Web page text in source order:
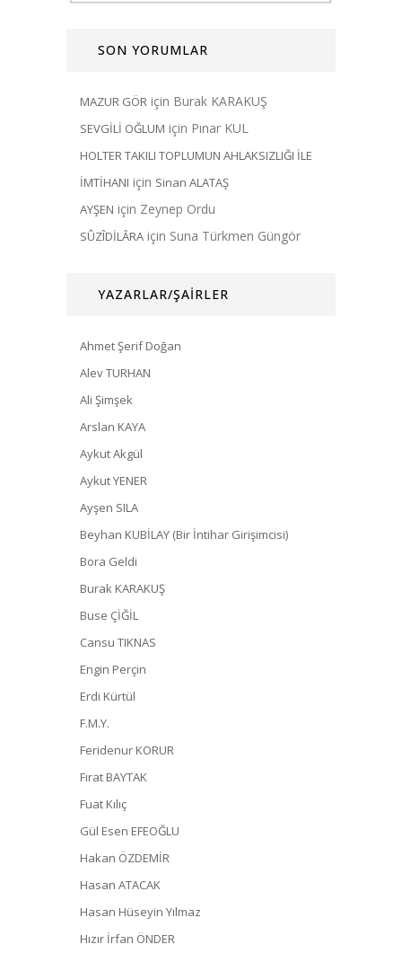
SON YORUMLAR
MAZUR GÖR için Burak KARAKUŞ
SEVGİLİ OĞLUM için Pınar KUL
HOLTER TAKILI TOPLUMUN AHLAKSIZLIĞI İLE
İMTİHANI için Sinan ALATAŞ
AYŞEN için Zeynep Ordu
SÛZÎDİLÂRA için Suna Türkmen Güngör
YAZARLAR/ŞAİRLER
Ahmet Şerif Doğan
Alev TURHAN
Ali Şimşek
Arslan KAYA
Aykut Akgül
Aykut YENER
Ayşen SILA
Beyhan KUBİLAY (Bir İntihar Girişimcisi)
Bora Geldi
Burak KARAKUŞ
Buse ÇİĞİL
Cansu TIKNAS
Engin Perçin
Erdi Kürtül
F.M.Y.
Feridenur KORUR
Fırat BAYTAK
Fuat Kılıç
Gül Esen EFEOĞLU
Hakan ÖZDEMİR
Hasan ATACAK
Hasan Hüseyin Yılmaz
Hızır İrfan ÖNDER